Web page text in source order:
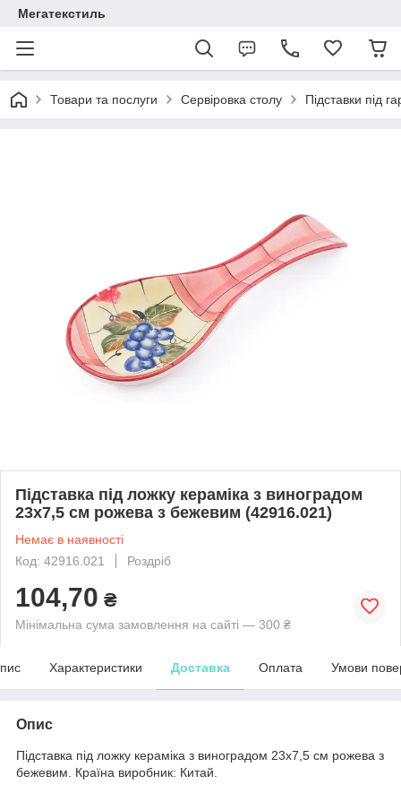
Мегатекстиль
Товари та послуги Сервіровка столу Підставки під
Підставка під ложку кераміка з виноградом
23х7,5 см рожева з бежевим (42916.021)
Немає в наявності
Код: 42916.021
Роздріб
104,70 ₴
Мінімальна сума замовлення на сайті — 300 ₴
Характеристики Доставка Оплата Умови
Опис
Підставка під ложку кераміка з виноградом 23х7,5 см рожева з
бежевим. Країна виробник: Китай.